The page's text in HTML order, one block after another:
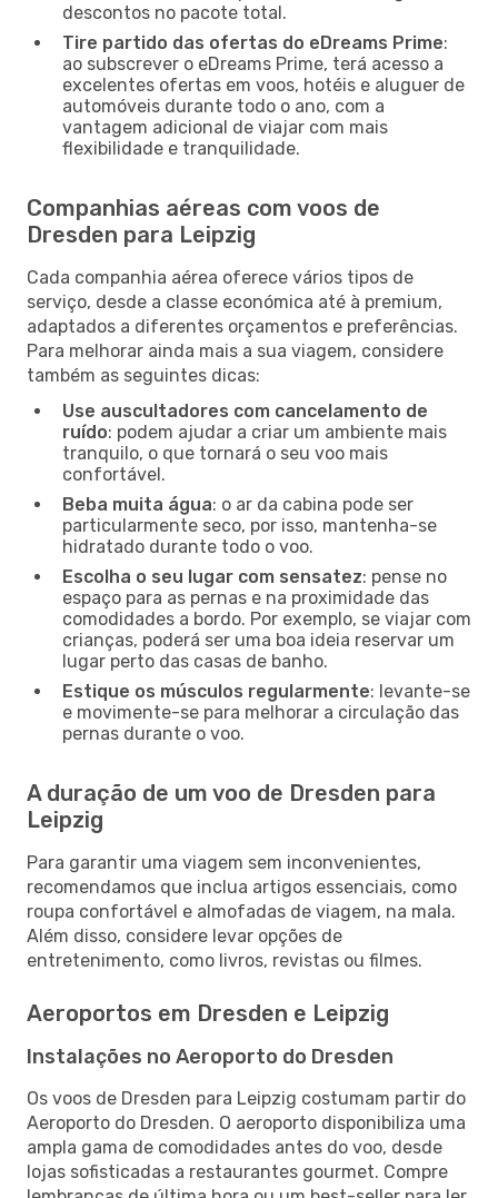
descontos no pacote total.
Tire partido das ofertas do eDreams Prime:
ao subscrever o eDreams Prime, terá acesso a
excelentes ofertas em voos, hotéis e aluguer de
automóveis durante todo o ano, com a
vantagem adicional de viajar com mais
flexibilidade e tranquilidade.
Companhias aéreas com voos de
Dresden para Leipzig
Cada companhia aérea oferece vários tipos de
serviço, desde a classe económica até à premium,
adaptados a diferentes orçamentos e preferências.
Para melhorar ainda mais a sua viagem, considere
também as seguintes dicas:
Use auscultadores com cancelamento de
ruído: podem ajudar a criar um ambiente mais
tranquilo, o que tornará o seu voo mais
confortável.
Beba muita água: o ar da cabina pode ser
particularmente seco, por isso, mantenha-se
hidratado durante todo o voo.
Escolha o seu lugar com sensatez: pense no
espaço para as pernas e na proximidade das
comodidades a bordo. Por exemplo, se viajar com
crianças, poderá ser uma boa ideia reservar um
lugar perto das casas de banho.
Estique os músculos regularmente: levante-se
e movimente-se para melhorar a circulação das
pernas durante o voo.
A duração de um voo de Dresden para
Leipzig
Para garantir uma viagem sem inconvenientes,
recomendamos que inclua artigos essenciais, como
roupa confortável e almofadas de viagem, na mala.
Além disso, considere levar opções de
entretenimento, como livros, revistas ou filmes.
Aeroportos em Dresden e Leipzig
Instalações no Aeroporto do Dresden
Os voos de Dresden para Leipzig costumam partir do
Aeroporto do Dresden. O aeroporto disponibiliza uma
ampla gama de comodidades antes do voo, desde
lojas sofisticadas a restaurantes gourmet. Compre